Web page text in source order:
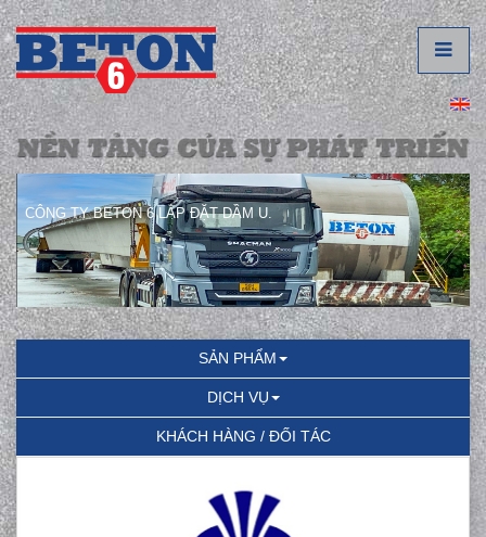
CÔNG TY BETON 6 LẮP ĐẶT DẦM U.
SẢN PHẨM
DỊCH VỤ
KHÁCH HÀNG / ĐỐI TÁC